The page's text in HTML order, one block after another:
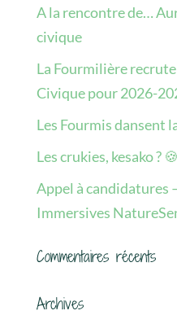
A la rencontre de…
civique
La Fourmilière
Civique pour 2026-
Les Fourmis dansent
Les crukies, kesako ?
Appel à candidatures
Immersives
Commentaires récents
Archives